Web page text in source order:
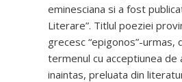
eminesciana si a fost
Literare”. Titlul poeziei
grecesc “epigonos”-urmas,
termenul cu acceptiunea de
inaintas, preluata din